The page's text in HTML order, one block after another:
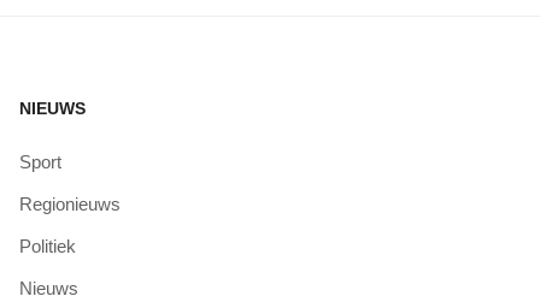
NIEUWS
Sport
Regionieuws
Politiek
Nieuws